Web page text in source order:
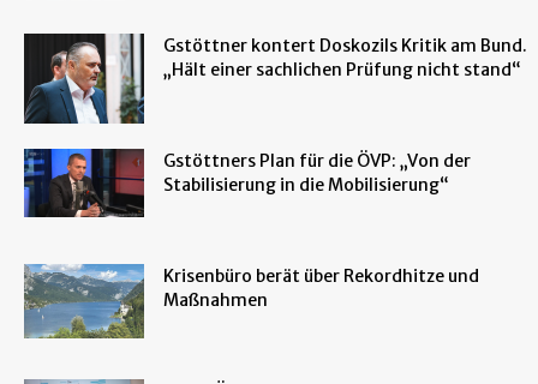
Gstöttner kontert Doskozils Kritik am Bund.
„Hält einer sachlichen Prüfung nicht stand“
Gstöttners Plan für die ÖVP: „Von der
Stabilisierung in die Mobilisierung“
Krisenbüro berät über Rekordhitze und
Maßnahmen